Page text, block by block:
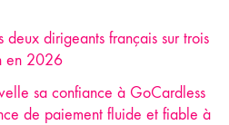
deux dirigeants français sur trois
en 2026
sa confiance à GoCardless
de paiement fluide et fiable à